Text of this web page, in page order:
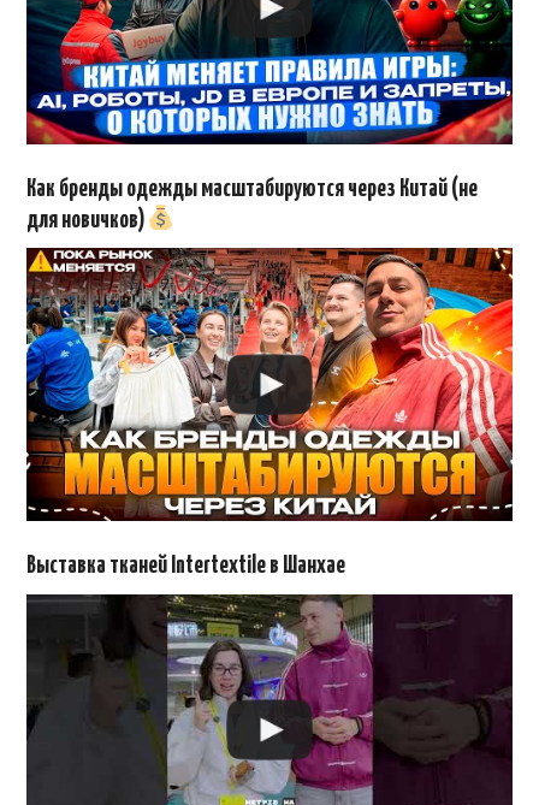
Как бренды одежды масштабируются через Китай (не
для новичков)
Выставка тканей Intertextile в Шанхае